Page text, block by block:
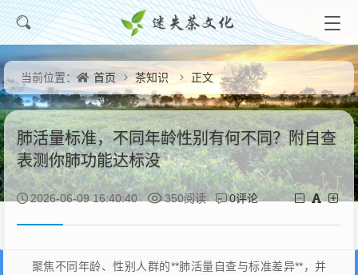
当前位置： 首页 茶知识 正文
肺活量标准，不同年龄性别有何不同？附自查
表测你肺功能达标没
2026-06-09 16:40:40 350阅读 0评论
聚焦不同年龄、性别人群的**肺活量自查与标准差异**，并